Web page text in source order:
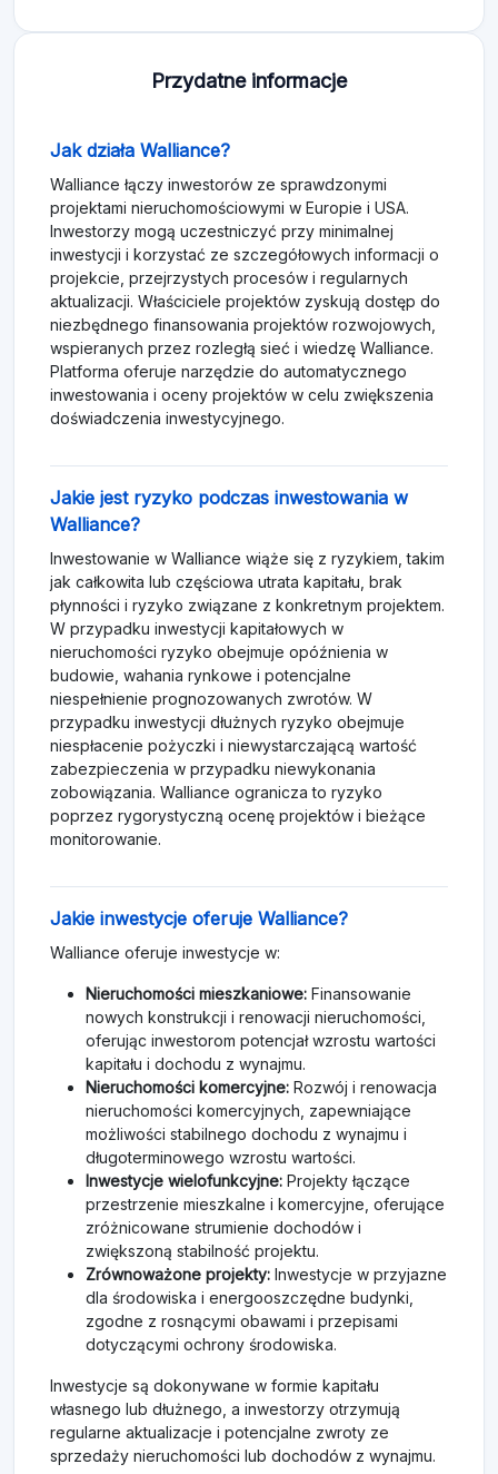
Przydatne informacje
Jak działa Walliance?
Walliance łączy inwestorów ze sprawdzonymi
projektami nieruchomościowymi w Europie i USA.
Inwestorzy mogą uczestniczyć przy minimalnej
inwestycji i korzystać ze szczegółowych informacji o
projekcie, przejrzystych procesów i regularnych
aktualizacji. Właściciele projektów zyskują dostęp do
niezbędnego finansowania projektów rozwojowych,
wspieranych przez rozległą sieć i wiedzę Walliance.
Platforma oferuje narzędzie do automatycznego
inwestowania i oceny projektów w celu zwiększenia
doświadczenia inwestycyjnego.
Jakie jest ryzyko podczas inwestowania w
Walliance?
Inwestowanie w Walliance wiąże się z ryzykiem, takim
jak całkowita lub częściowa utrata kapitału, brak
płynności i ryzyko związane z konkretnym projektem.
W przypadku inwestycji kapitałowych w
nieruchomości ryzyko obejmuje opóźnienia w
budowie, wahania rynkowe i potencjalne
niespełnienie prognozowanych zwrotów. W
przypadku inwestycji dłużnych ryzyko obejmuje
niespłacenie pożyczki i niewystarczającą wartość
zabezpieczenia w przypadku niewykonania
zobowiązania. Walliance ogranicza to ryzyko
poprzez rygorystyczną ocenę projektów i bieżące
monitorowanie.
Jakie inwestycje oferuje Walliance?
Walliance oferuje inwestycje w:
Nieruchomości mieszkaniowe: Finansowanie
nowych konstrukcji i renowacji nieruchomości,
oferując inwestorom potencjał wzrostu wartości
kapitału i dochodu z wynajmu.
Nieruchomości komercyjne: Rozwój i renowacja
nieruchomości komercyjnych, zapewniające
możliwości stabilnego dochodu z wynajmu i
długoterminowego wzrostu wartości.
Inwestycje wielofunkcyjne: Projekty łączące
przestrzenie mieszkalne i komercyjne, oferujące
zróżnicowane strumienie dochodów i
zwiększoną stabilność projektu.
Zrównoważone projekty: Inwestycje w przyjazne
dla środowiska i energooszczędne budynki,
zgodne z rosnącymi obawami i przepisami
dotyczącymi ochrony środowiska.
Inwestycje są dokonywane w formie kapitału
własnego lub dłużnego, a inwestorzy otrzymują
regularne aktualizacje i potencjalne zwroty ze
sprzedaży nieruchomości lub dochodów z wynajmu.